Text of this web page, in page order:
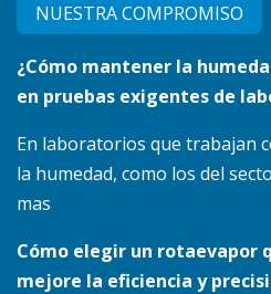
NUESTRA COMPRO​MISO
¿Cómo mantener la
en pruebas exigentes de
En laboratorios que trabajan
la humedad, como los del
mas
Cómo elegir un rotaevapor
mejore la eficiencia y